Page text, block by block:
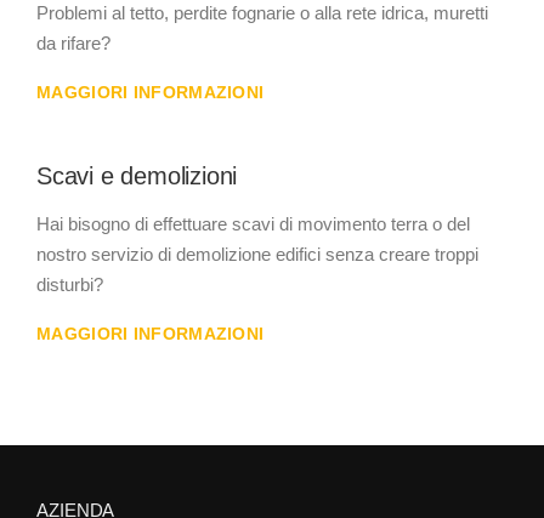
Problemi al tetto, perdite fognarie o alla rete idrica, muretti
da rifare?
MAGGIORI INFORMAZIONI
Scavi e demolizioni
Hai bisogno di effettuare scavi di movimento terra o del
nostro servizio di demolizione edifici senza creare troppi
disturbi?
MAGGIORI INFORMAZIONI
AZIENDA